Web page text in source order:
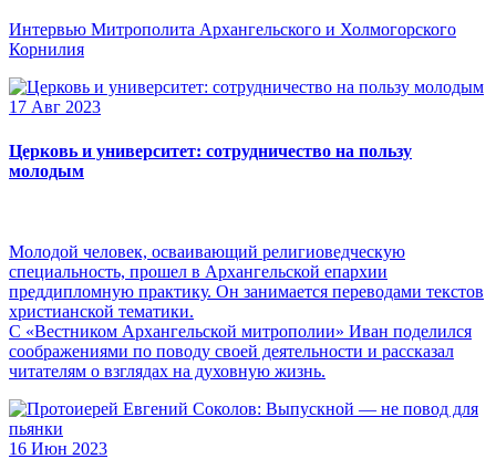
Интервью Митрополита Архангельского и Холмогорского
Корнилия
17 Авг 2023
Церковь и университет: сотрудничество на пользу
молодым
Молодой человек, осваивающий религиоведческую
специальность, прошел в Архангельской епархии
преддипломную практику. Он занимается переводами текстов
христианской тематики.
С «Вестником Архангельской митрополии» Иван поделился
соображениями по поводу своей деятельности и рассказал
читателям о взглядах на духовную жизнь.
16 Июн 2023